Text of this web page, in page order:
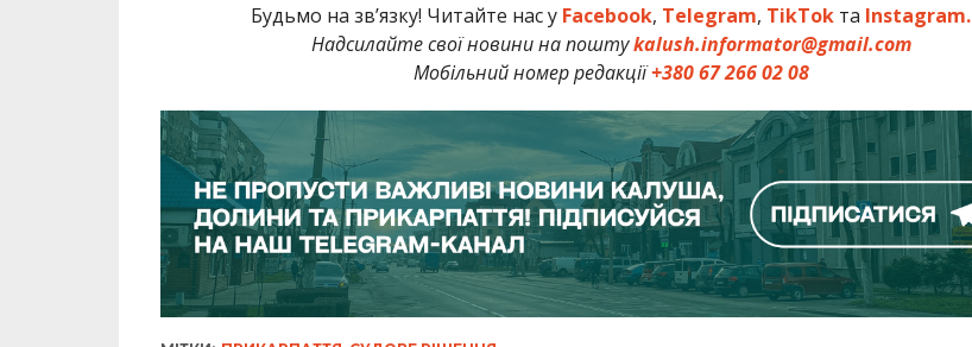
Будьмо на зв’язку! Читайте нас у Facebook, Telegram, TikTok та Instagram.
Надсилайте свої новини на поштуkalush.informator@gmail.com
Мобільний номер редакції+380 67 266 02 08